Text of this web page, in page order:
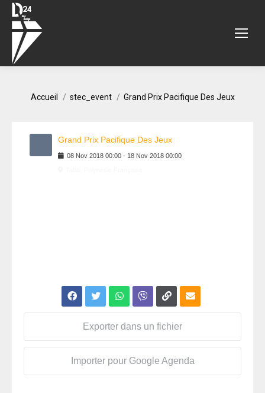
Accueil stec_event Grand Prix Pacifique Des Jeux
Grand Prix Pacifique Des Jeux
08 Nov 2018 00:00 - 18 Nov 2018 00:00
Exporter dans un fichier
Importer pour Google Agenda